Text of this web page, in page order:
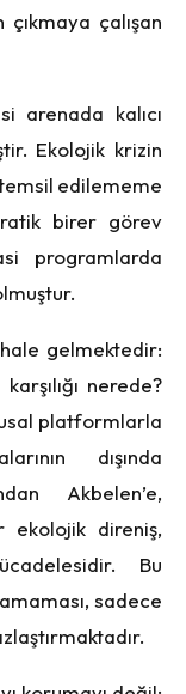
çalışan
arenada kalıcı
Ekolojik krizin
edilememe
birer görev
programlarda
gelmektedir:
nerede?
platformlarla
dışında
Akbelen’e,
ekolojik direniş,
Bu
sadece